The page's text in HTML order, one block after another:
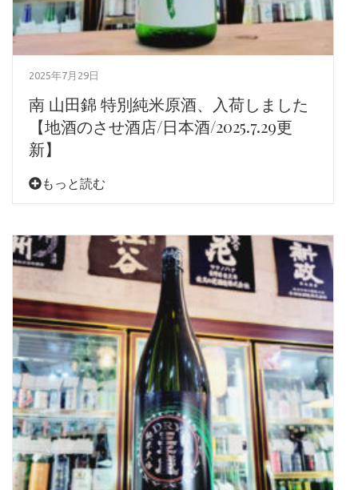
2025年7月29日
南 山田錦 特別純米原酒、入荷しました
【地酒のさせ酒店/日本酒/2025.7.29更
新】
もっと読む